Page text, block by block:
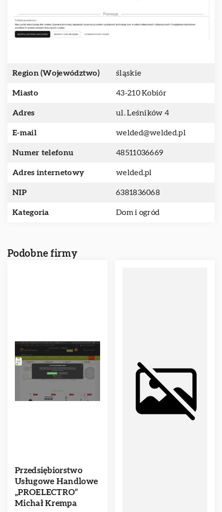
Region (Województwo) śląskie
Miasto 43-210 Kobiór
Adres ul. Leśników 4
E-mail welded@welded.pl
Numer telefonu 48511036669
Adres internetowy welded.pl
NIP 6381836068
Kategoria Dom i ogród
Podobne firmy
Przedsiębiorstwo
Usługowe Handlowe
„PROELECTRO”
Michał Krempa